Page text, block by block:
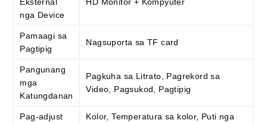
nga Device
Pamaagi sa
Pagtipig
Nagsuporta sa TF card
Pangunang
mga
Katungdanan
Pagkuha sa Litrato, Pagrekord sa
Video, Pagsukod, Pagtipig
Pag-adjust
Kolor, Temperatura sa kolor, Puti nga